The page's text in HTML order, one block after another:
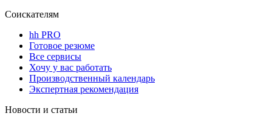
Соискателям
hh PRO
Готовое резюме
Все сервисы
Хочу у вас работать
Производственный календарь
Экспертная рекомендация
Новости и статьи